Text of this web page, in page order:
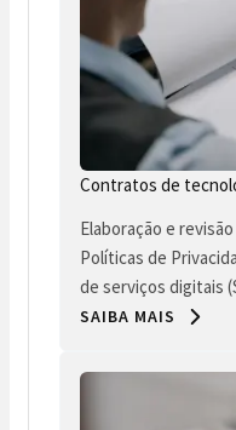
Contratos de
Elaboração e
Políticas de
de serviços digitais
SAIBA MAIS